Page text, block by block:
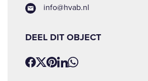
info@hvab.nl
DEEL DIT OBJECT